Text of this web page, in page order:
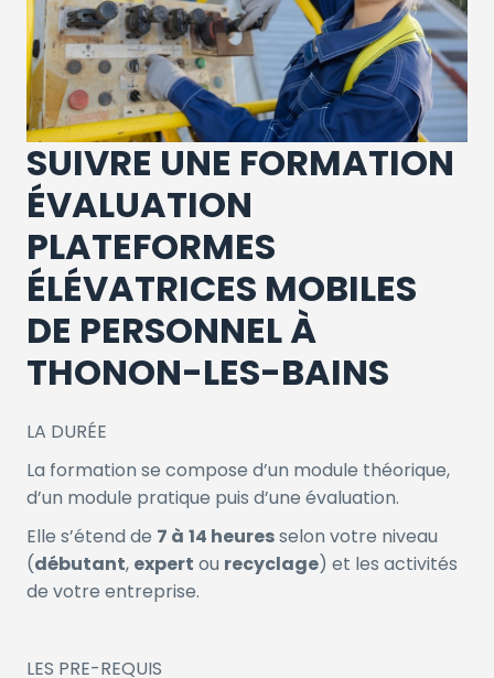
SUIVRE UNE FORMATION
ÉVALUATION
PLATEFORMES
ÉLÉVATRICES MOBILES
DE PERSONNEL À
THONON-LES-BAINS
LA DURÉE
La formation se compose d’un module théorique,
d’un module pratique puis d’une évaluation.
Elle s’étend de 7 à 14 heuresselon votre niveau
(débutant, expert ou recyclage) et les activités
de votre entreprise.
LES PRE-REQUIS